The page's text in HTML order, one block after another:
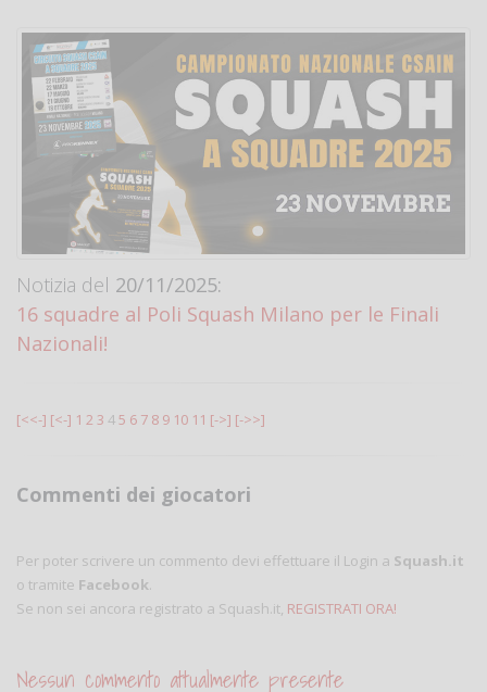
Notizia del 20/11/2025:
16 squadre al Poli Squash Milano per le Finali
Nazionali!
[<<-] [<-] 1 2 3 45 6 7 8 9 10 11 [->] [->>]
Commenti dei giocatori
Per poter scrivere un commento devi effettuare il Login a Squash.it
o tramite Facebook.
Se non sei ancora registrato a Squash.it, REGISTRATI ORA!
Nessun commento attualmente presente